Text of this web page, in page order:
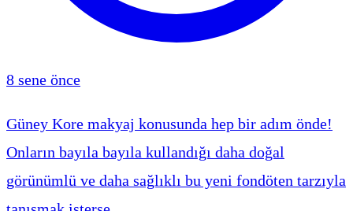
8 sene önce
Güney Kore makyaj konusunda hep bir adım önde!
Onların bayıla bayıla kullandığı daha doğal
görünümlü ve daha sağlıklı bu yeni fondöten tarzıyla